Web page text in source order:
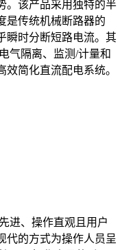
。该产品采用独特的半
是传统机械断路器的
瞬时分断短路电流。其
气隔离、监测/计量和
简化直流配电系统。
进、操作直观且用户
代的方式为操作人员呈